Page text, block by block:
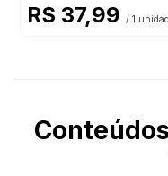
R$ 37,99 / 1